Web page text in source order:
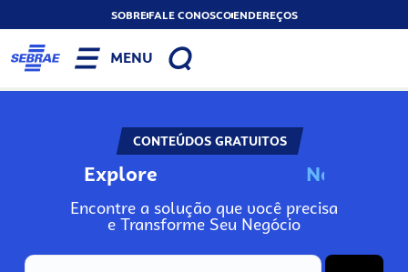
SOBREFALE CONOSCOENDEREÇOS
MENU
CONTEÚDOS GRATUITOS
Explore N
Encontre a solução que você precisa
e Transforme Seu Negócio